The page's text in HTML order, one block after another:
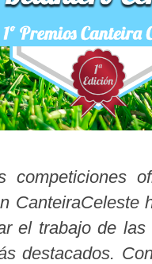
competiciones
CanteiraCeleste
el trabajo de
destacados.